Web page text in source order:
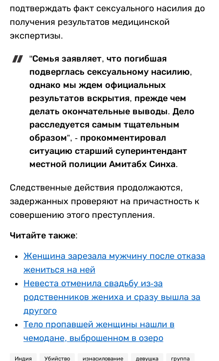
подтверждать факт сексуального насилия до
получения результатов медицинской
экспертизы.
"Семья заявляет, что погибшая
подверглась сексуальному насилию,
однако мы ждем официальных
результатов вскрытия, прежде чем
делать окончательные выводы. Дело
расследуется самым тщательным
образом”, - прокомментировал
ситуацию старший суперинтендант
местной полиции Амитабх Синха.
Следственные действия продолжаются,
задержанных проверяют на причастность к
совершению этого преступления.
Читайте также:
Женщина зарезала мужчину после отказа
жениться на ней
Невеста отменила свадьбу из-за
родственников жениха и сразу вышла за
другого
Тело пропавшей женщины нашли в
чемодане, выброшенном в озеро
Индия Убийство изнасилование девушка группа